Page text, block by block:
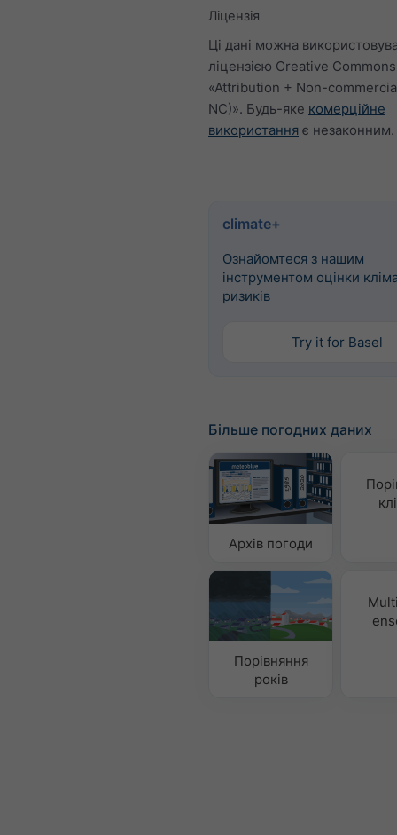
Ліцензія
Ці дані можна
ліцензією Creative Commons
«Attribution + Non-
NC)». Будь-яке комерційне
використання є незаконним.
climate+
Ознайомтеся з нашим
інструментом оцінки
ризиків
Try it for Basel
Більше погодних даних
Архів погоди
Порівняння
років